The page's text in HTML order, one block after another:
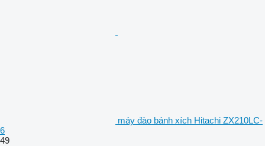
máy đào bánh xích Hitachi ZX210LC-
6
49